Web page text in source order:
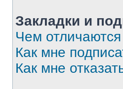
Закладки и
Чем отличаются
Как мне
Как мне